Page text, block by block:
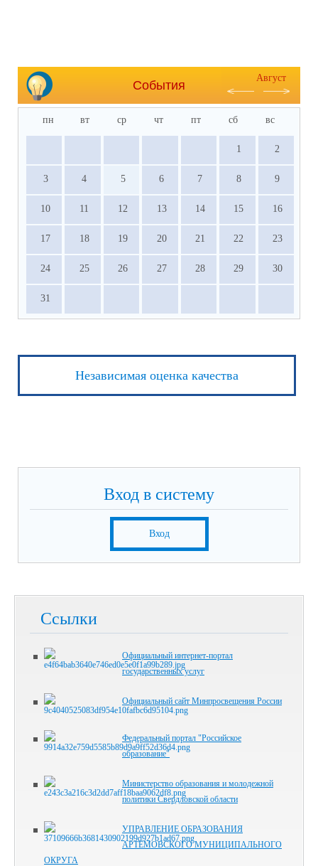
События
Август
пн вт ср чт пт сб вс
1 2
3 4 5 6 7 8 9
10 11 12 13 14 15 16
17 18 19 20 21 22 23
24 25 26 27 28 29 30
31
Независимая оценка качества
Вход в систему
Вход
Ссылки
Официальный интернет-портал
государственных услуг
Официальный сайт Минпросвещения России
Федеральный портал "Российское
образование"
Министерство образования и молодежной
политики Свердловской области
УПРАВЛЕНИЕ ОБРАЗОВАНИЯ
АРТЕМОВСКОГО МУНИЦИПАЛЬНОГО
ОКРУГА